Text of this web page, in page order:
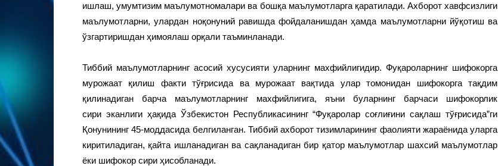
ишлаш, умумтизим маълумотномалари ва бошқа маълумотларга қаратилади. Ахборот хавфсизлиги
маълумотларни, улардан ноқонуний равишда фойдаланишдан ҳамда маълумотларни йўқотиш ва
ўзгартиришдан ҳимоялаш орқали таъминланади.
Тиббий маълумотларнинг асосий хусусияти уларнинг махфийлигидир. Фуқароларнинг шифокорга
мурожаат қилиш факти тўғрисида ва мурожаат вақтида улар томонидан шифокорга тақдим
қилинадиган барча маълумотларнинг махфийлигига, яъни буларнинг барчаси шифокорлик
сири эканлиги ҳақида Ўзбекистон Республикасининг “Фуқаролар соғлиғини сақлаш тўғрисида”ги
Қонунининг 45-моддасида белгиланган. Тиббий ахборот тизимларининг фаолияти жараёнида уларга
киритиладиган, қайта ишланадиган ва сақланадиган бир қатор маълумотлар шахсий маълумотлар
ёки шифокор сири ҳисобланади.